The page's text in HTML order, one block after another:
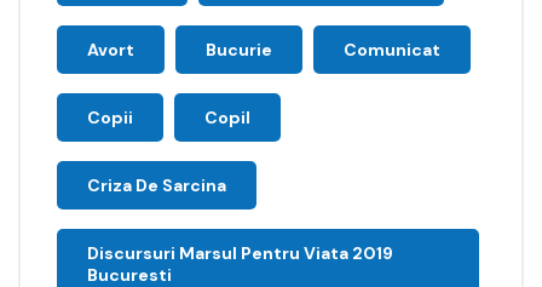
Avort Bucurie Comunicat
Copii Copil
Criza De Sarcina
Discursuri Marsul Pentru Viata 2019
Bucuresti